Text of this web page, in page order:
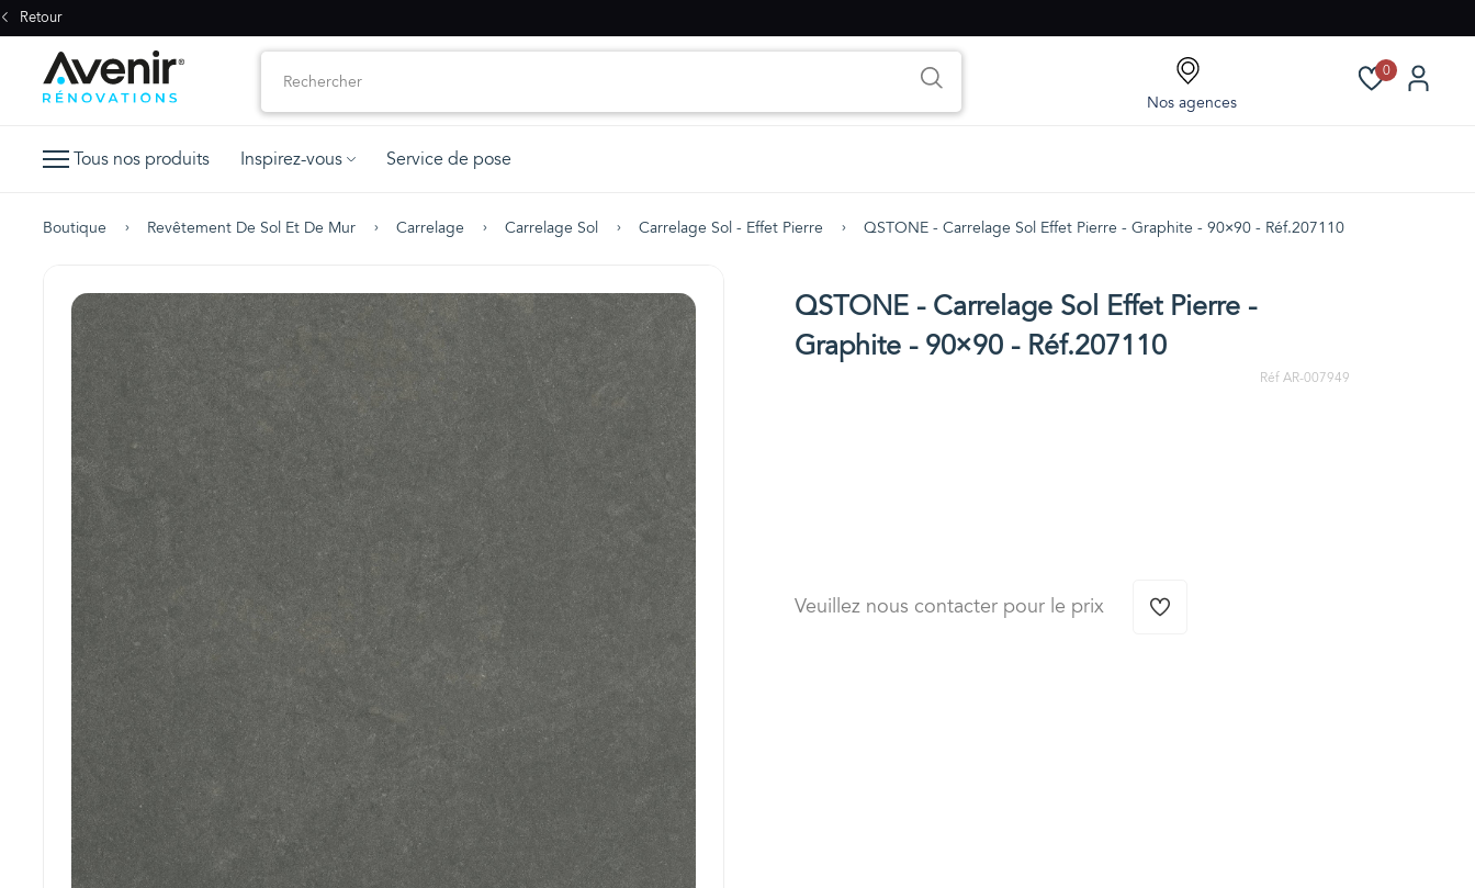
Retour
Nos agences
0
Tous nos produits Inspirez-vous Service de pose
Boutique Revêtement De Sol Et De Mur Carrelage Carrelage Sol Carrelage Sol - Effet Pierre QSTONE - Carrelage Sol Effet Pierre - Graphite - 90×90 - Réf.207110
QSTONE - Carrelage Sol Effet Pierre -
Graphite - 90×90 - Réf.207110
Réf AR-007949
Veuillez nous contacter pour le prix